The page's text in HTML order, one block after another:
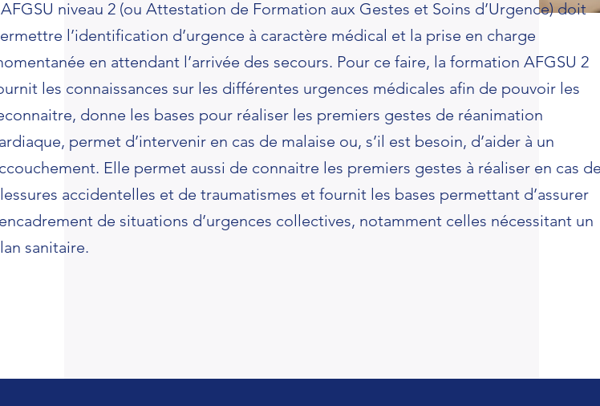
niveau 2 (ou Attestation de Formation aux Gestes et Soins d’Urgence) doit
l’identification d’urgence à caractère médical et la prise en charge
en attendant l’arrivée des secours. Pour ce faire, la formation AFGSU 2
les connaissances sur les différentes urgences médicales afin de pouvoir les
donne les bases pour réaliser les premiers gestes de réanimation
permet d’intervenir en cas de malaise ou, s’il est besoin, d’aider à un
Elle permet aussi de connaitre les premiers gestes à réaliser en cas de
accidentelles et de traumatismes et fournit les bases permettant d’assurer
de situations d’urgences collectives, notamment celles nécessitant un
sanitaire.